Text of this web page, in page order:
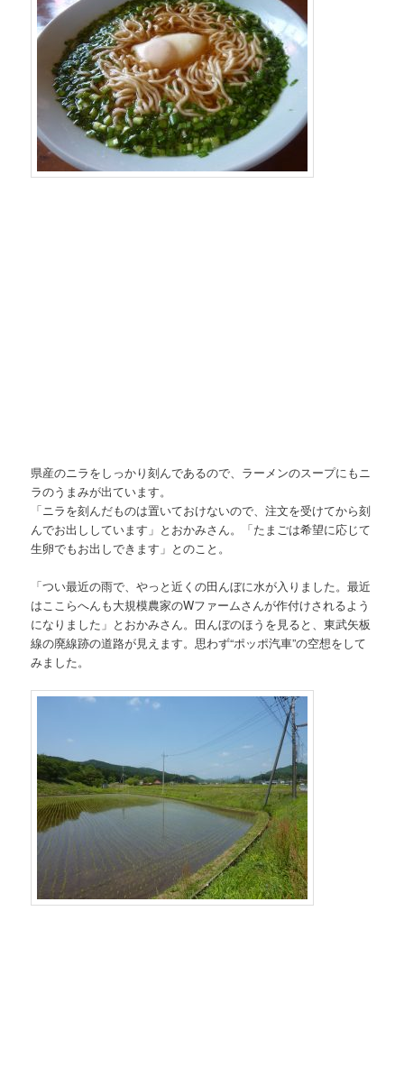
県産のニラをしっかり刻んであるので、ラーメンのスープにもニ
ラのうまみが出ています。
「ニラを刻んだものは置いておけないので、注文を受けてから刻
んでお出ししています」とおかみさん。「たまごは希望に応じて
生卵でもお出しできます」とのこと。
「つい最近の雨で、やっと近くの田んぼに水が入りました。最近
はここらへんも大規模農家のWファームさんが作付けされるよう
になりました」とおかみさん。田んぼのほうを見ると、東武矢板
線の廃線跡の道路が見えます。思わず“ポッポ汽車”の空想をして
みました。